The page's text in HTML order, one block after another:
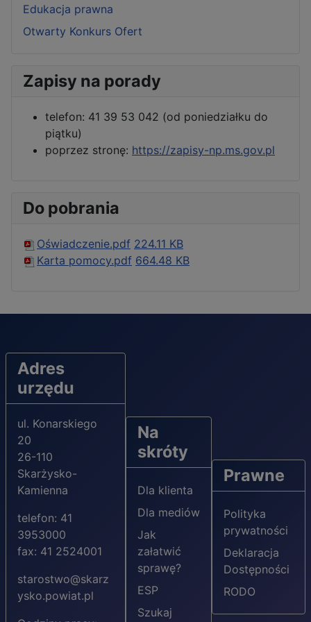
Edukacja prawna
Otwarty Konkurs Ofert
Zapisy na porady
telefon: 41 39 53 042 (od poniedziałku do
piątku)
poprzez stronę: https://zapisy-np.ms.gov.pl
Do pobrania
Oświadczenie.pdf 224.11 KB
Karta pomocy.pdf 664.48 KB
Adres
urzędu
ul. Konarskiego
20
26-110
Skarżysko-
Kamienna
telefon: 41
3953000
fax: 41 2524001
starostwo@skarz
ysko.powiat.pl
Na
skróty
Dla klienta
Dla mediów
Jak
załatwić
sprawę?
ESP
Szukaj
Prawne
Polityka
prywatności
Deklaracja
Dostępności
RODO